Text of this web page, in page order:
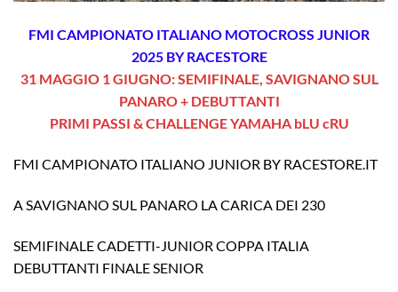
FMI CAMPIONATO ITALIANO MOTOCROSS JUNIOR
2025 BY RACESTORE
31 MAGGIO 1 GIUGNO: SEMIFINALE, SAVIGNANO SUL
PANARO + DEBUTTANTI
PRIMI PASSI &CHALLENGE YAMAHA bLU cRU
FMI CAMPIONATO ITALIANO JUNIOR BY RACESTORE.IT
A SAVIGNANO SUL PANARO LA CARICA DEI 230
SEMIFINALE CADETTI-JUNIOR COPPA ITALIA
DEBUTTANTI FINALE SENIOR